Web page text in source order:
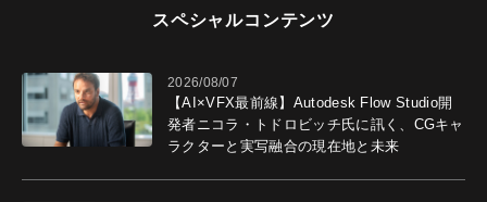
スペシャルコンテンツ
2026/08/07
【AI×VFX最前線】Autodesk Flow Studio開
発者ニコラ・トドロビッチ氏に訊く、CGキャ
ラクターと実写融合の現在地と未来